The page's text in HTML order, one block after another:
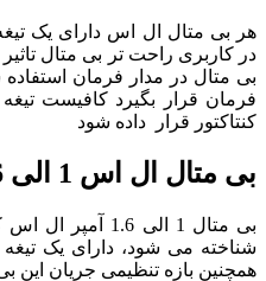
هر بی متال ال اس دارای یک
در کاربری راحت تر بی متال
بی متال در مدار فرمان استفاده
کنتاکتور قرار داده شود
بی متال ال اس 1 الی 1.6 آمپر سایز MT-12
شناخته می شود، دارای یک
همچنین بازه تنظیمی جریان این بی متال از 1 الی